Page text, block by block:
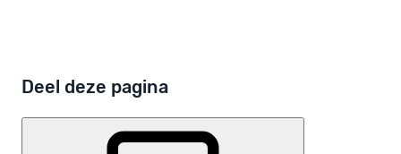
Deel deze pagina